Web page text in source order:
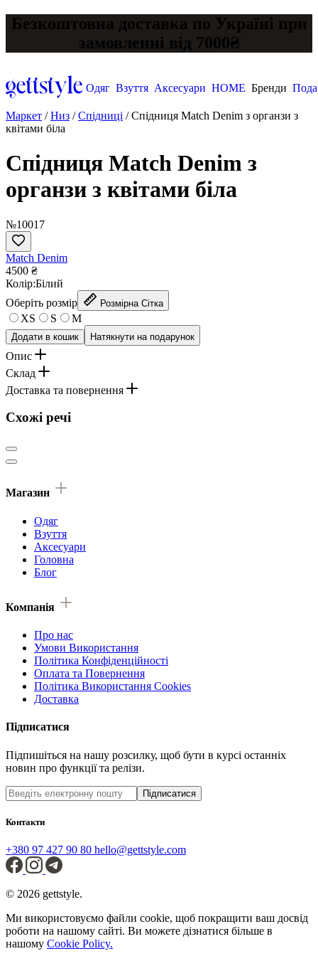
Безкоштовна доставка по Україні при
замовленні від 7000₴
Одяг Взуття Аксесуари HOME Бренди
Маркет /Низ /Спідниці /Спідниця Match Denim з органзи з
квітами біла
Спідниця Match Denim з
органзи з квітами біла
№10017
Match Denim
4500 ₴
Колір:Білий
Оберіть розмір
Розмірна Сітка
XS S M
Додати в кошик Натякнути на подарунок
Опис
Склад
Доставка та повернення
Схожі речі
Магазин
Одяг
Взуття
Аксесуари
Головна
Блог
Компанія
Про нас
Умови Використання
Політика Конфіденційності
Оплата та Повернення
Політика Використання Cookies
Доставка
Підписатися
Підпишіться на нашу розсилку, щоб бути в курсі останніх
новин про функції та релізи.
Підписатися
Контакти
+380 97 427 90 80 hello@gettstyle.com
© 2026 gettstyle.
Ми використовуємо файли cookie, щоб покращити ваш досвід
роботи на нашому сайті. Ви можете дізнатися більше в
нашому Cookie Policy.